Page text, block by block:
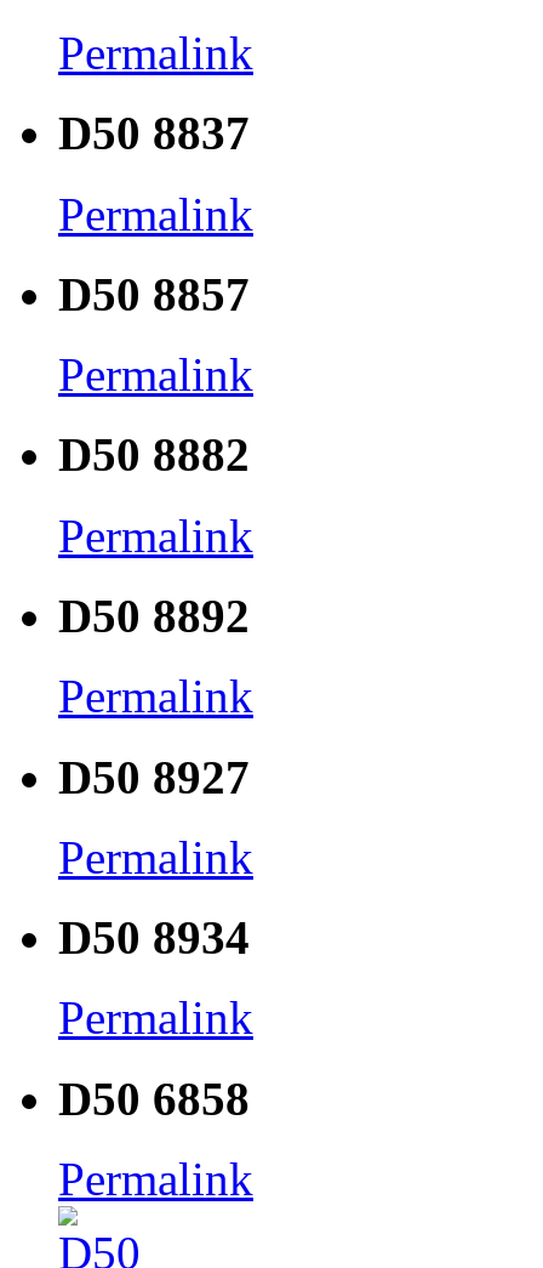
Permalink
D50 8837
Permalink
D50 8857
Permalink
D50 8882
Permalink
D50 8892
Permalink
D50 8927
Permalink
D50 8934
Permalink
D50 6858
Permalink